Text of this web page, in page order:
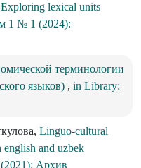
Exploring lexical units
1 № 1 (2024):
терминологии
языков) , in Library:
Linguo-cultural
and uzbek
Архив